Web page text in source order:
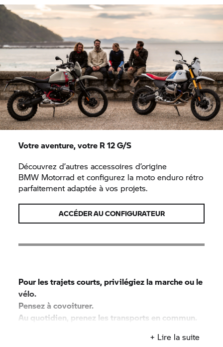
Votre aventure, votre R 12 G/S
Découvrez d’autres accessoires d’origine
BMW Motorrad et configurez la moto enduro rétro
parfaitement adaptée à vos projets.
ACCÉDER AU CONFIGURATEUR
Pour les trajets courts, privilégiez la marche ou le
vélo.
Pensez à covoiturer.
Au quotidien, prenez les transports en commun.
+ Lire la suite